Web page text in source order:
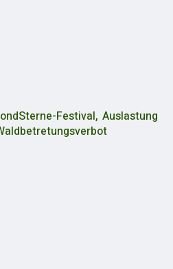
Festival, Auslastung